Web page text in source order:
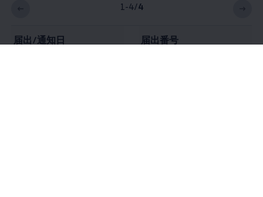
1-4/4
届出/通知日 届出番号